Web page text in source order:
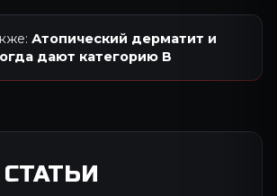
Атопический дерматит и
дают категорию В
СТАТЬИ